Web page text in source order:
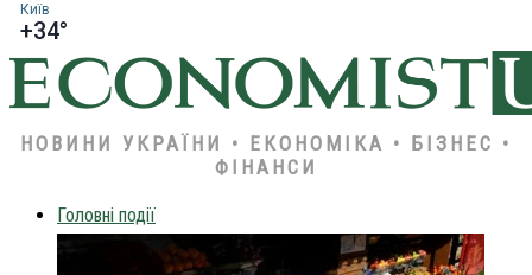
Київ
+34°
НОВИНИ УКРАЇНИ • ЕКОНОМІКА • БІЗНЕС •
ФІНАНСИ
Головні події